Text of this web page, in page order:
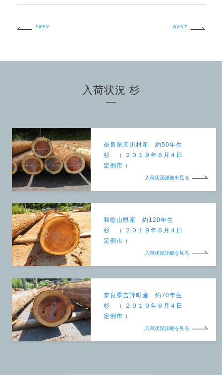
PREV NEXT
入荷状況 杉
奈良県天川村産 約50年生
杉 （ ２０１９年６月４日
定例市 ）
入荷状況詳細を見る
和歌山県産 約120年生
杉 （ ２０１９年６月４日
定例市 ）
入荷状況詳細を見る
奈良県吉野町産 約70年生
杉 （ ２０１９年６月４日
定例市 ）
入荷状況詳細を見る